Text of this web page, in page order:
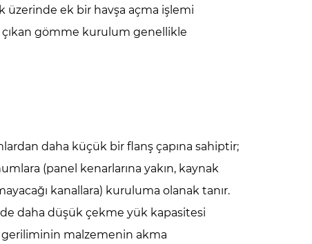
üzerinde ek bir havşa açma işlemi
çıkan gömme kurulum genellikle
daha küçük bir flanş çapına sahiptir;
(panel kenarlarına yakın, kaynak
kanallara) kuruluma olanak tanır.
daha düşük çekme yük kapasitesi
geriliminin malzemenin akma